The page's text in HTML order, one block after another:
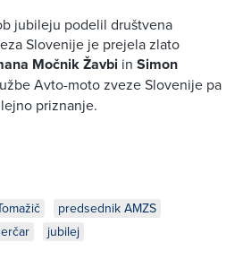
jubileju podelil društvena
Slovenije je prejela zlato
Močnik Žavbi in Simon
Avto-moto zveze Slovenije pa
priznanje.
predsednik AMZS
jubilej